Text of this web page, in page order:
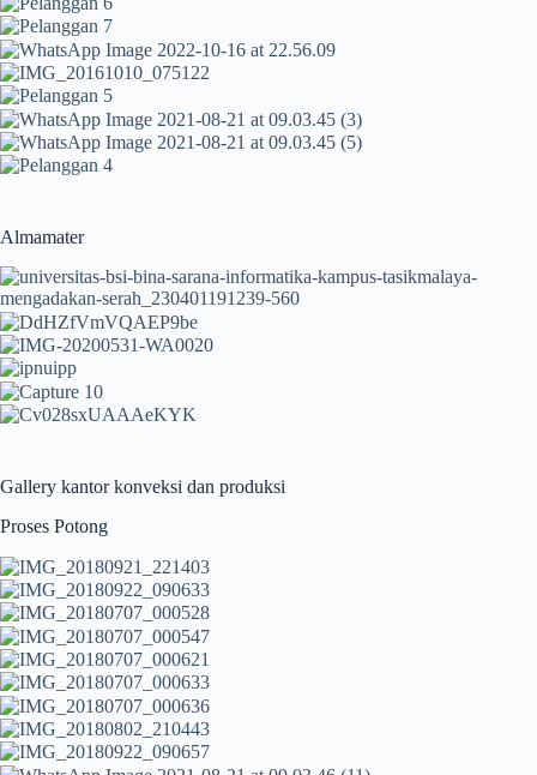
Almamater
Gallery kantor konveksi dan produksi
Proses Potong